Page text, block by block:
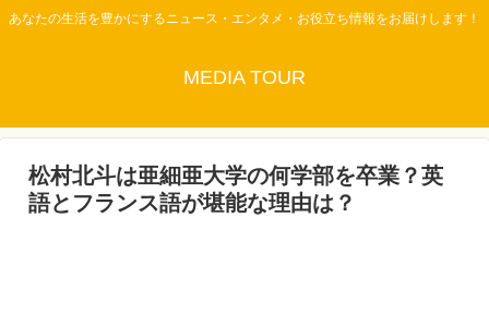
あなたの生活を豊かにするニュース・エンタメ・お役立ち情報をお届けします！
MEDIA TOUR
松村北斗は亜細亜大学の何学部を卒業？英
語とフランス語が堪能な理由は？